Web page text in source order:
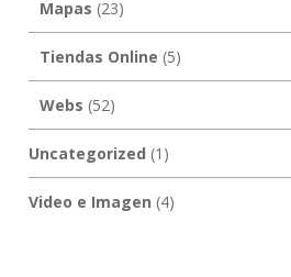
Mapas (23)
Tiendas Online (5)
Webs (52)
Uncategorized (1)
Video e Imagen (4)